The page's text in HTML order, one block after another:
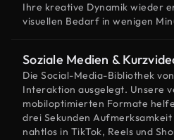
Ihre kreative Dynamik wieder
visuellen Bedarf in wenigen
Soziale Medien &
Die Social-Media-Bibliothek
Interaktion ausgelegt. Unsere
mobiloptimierten Formate
drei Sekunden Aufmerksamkeit
nahtlos in TikTok, Reels und